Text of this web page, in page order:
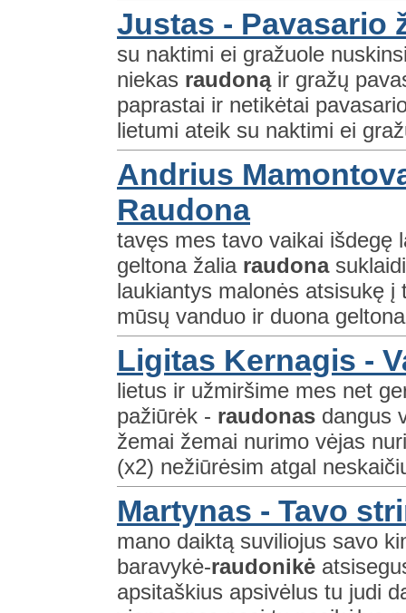
Justas - Pavasario
su naktimi ei gražuole
niekas raudonąir gražų
paprastai ir netikėtai
lietumi ateik su naktimi ei
Andrius
Raudona
tavęs mes tavo vaikai išdegę
geltona žalia raudona
laukiantys malonės atsisukę
mūsų vanduo ir duona
Ligitas Kernagis -
lietus ir užmiršime mes net
pažiūrėk - raudonas dangus
žemai žemai nurimo vėjas
(x2) nežiūrėsim atgal
Martynas - Tavo
mano daiktą suviliojus savo
baravykė-raudonikė
apsitaškius apsivėlus tu judi